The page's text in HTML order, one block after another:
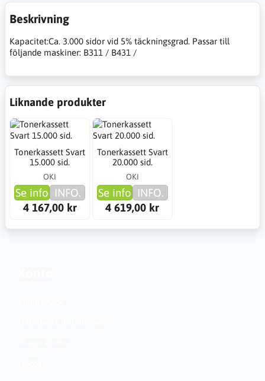
Beskrivning
Kapacitet:Ca. 3.000 sidor vid 5% täckningsgrad. Passar till
följande maskiner: B311 / B431 /
Liknande produkter
Tonerkassett Svart
15.000 sid.
OKI
Se info INFO.
4 167,00 kr
Tonerkassett Svart
20.000 sid.
OKI
Se info INFO.
4 619,00 kr